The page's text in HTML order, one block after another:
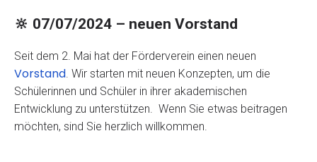
🔆 07/07/2024 – neuen Vorstand
Seit dem 2. Mai hat der Förderverein einen neuen
Vorstand . Wir starten mit neuen Konzepten, um die
Schülerinnen und Schüler in ihrer akademischen
Entwicklung zu unterstützen. Wenn Sie etwas beitragen
möchten, sind Sie herzlich willkommen.